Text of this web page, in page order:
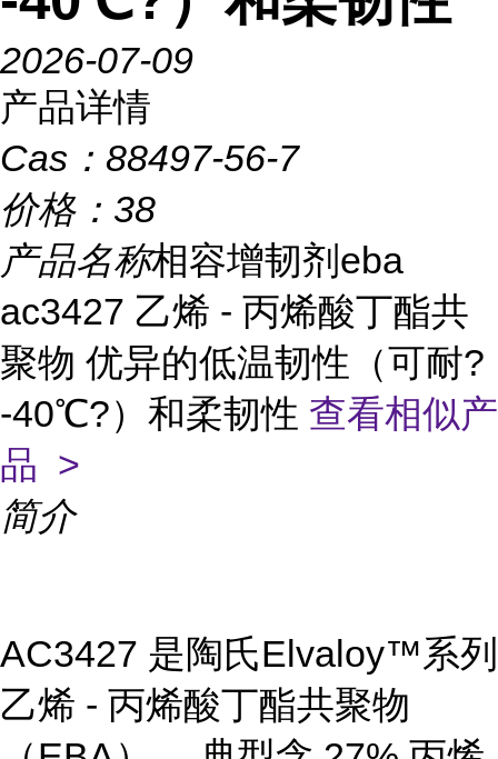
2026-07-09
产品详情
Cas： 88497-56-7
价格： 38
产品名称相容增韧剂eba
ac3427 乙烯 - 丙烯酸丁酯共
聚物 优异的低温韧性（可耐?
-40℃?）和柔韧性 查看相似产
品 >
简介
AC3427 是陶氏Elvaloy™系列
乙烯 - 丙烯酸丁酯共聚物